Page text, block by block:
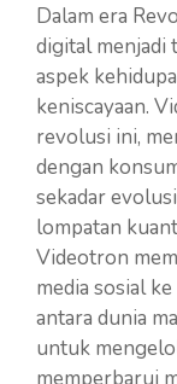
Dalam era
digital menjadi
aspek
keniscayaan.
revolusi ini,
dengan
sekadar
lompatan
Videotron
media sosial
antara dunia
untuk
memperbarui